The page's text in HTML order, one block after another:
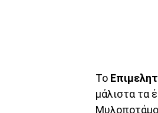
Το
μάλιστα τα